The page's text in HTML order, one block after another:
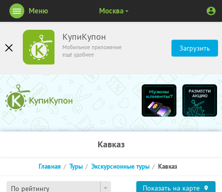
КупиКупон
Мобильное приложение
ещё удобнее
Загрузить
Меню Москва
Кавказ
По рейтингу
Главная Туры Экскурсионные туры Кавказ
Показать на карте